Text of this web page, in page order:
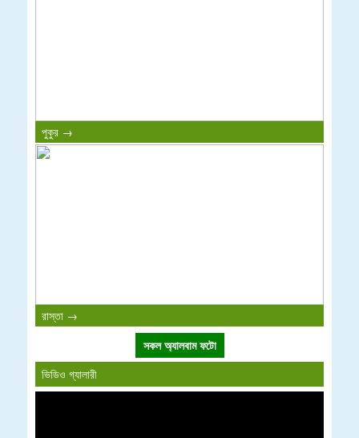
পুকুর →
রাস্তা →
সকল অ্যালবাম ফটো
ভিডিও গ্যালারী